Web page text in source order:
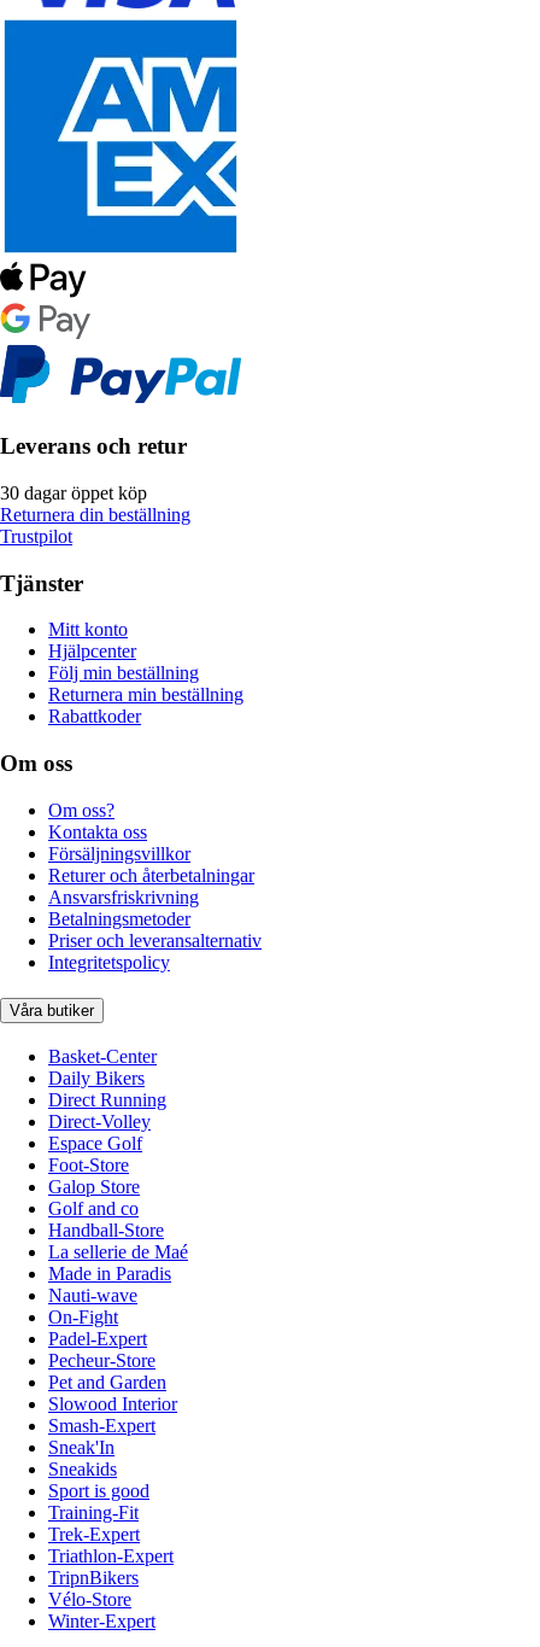
Leverans och retur
30 dagar öppet köp
Returnera din beställning
Trustpilot
Tjänster
Mitt konto
Hjälpcenter
Följ min beställning
Returnera min beställning
Rabattkoder
Om oss
Om oss?
Kontakta oss
Försäljningsvillkor
Returer och återbetalningar
Ansvarsfriskrivning
Betalningsmetoder
Priser och leveransalternativ
Integritetspolicy
Våra butiker
Basket-Center
Daily Bikers
Direct Running
Direct-Volley
Espace Golf
Foot-Store
Galop Store
Golf and co
Handball-Store
La sellerie de Maé
Made in Paradis
Nauti-wave
On-Fight
Padel-Expert
Pecheur-Store
Pet and Garden
Slowood Interior
Smash-Expert
Sneak'In
Sneakids
Sport is good
Training-Fit
Trek-Expert
Triathlon-Expert
TripnBikers
Vélo-Store
Winter-Expert